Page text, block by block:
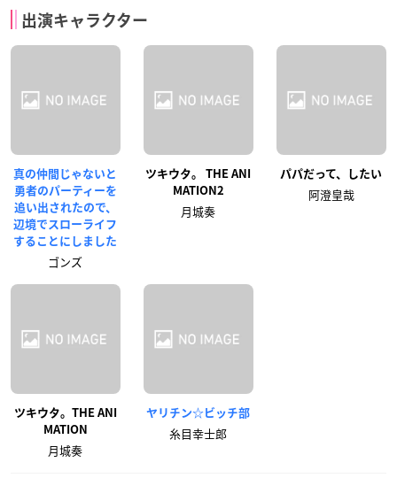
出演キャラクター
真の仲間じゃないと
勇者のパーティーを
追い出されたので、
辺境でスローライフ
することにしました
ゴンズ
ツキウタ。 THE ANI
MATION2
月城奏
パパだって、したい
阿澄皇哉
ツキウタ。THE ANI
MATION
月城奏
ヤリチン☆ビッチ部
糸目幸士郎